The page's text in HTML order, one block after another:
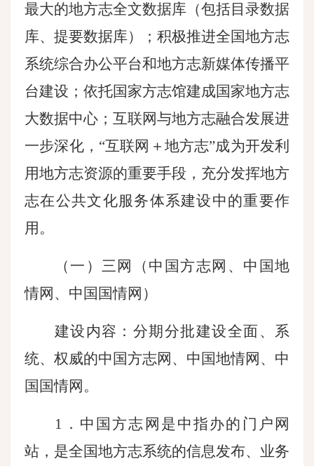
最大的地方志全文数据库（包括目录数据
库、提要数据库）；积极推进全国地方志
系统综合办公平台和地方志新媒体传播平
台建设；依托国家方志馆建成国家地方志
大数据中心；互联网与地方志融合发展进
一步深化，“互联网＋地方志”成为开发利
用地方志资源的重要手段，充分发挥地方
志在公共文化服务体系建设中的重要作
用。
（一）三网（中国方志网、中国地
情网、中国国情网）
建设内容：分期分批建设全面、系
统、权威的中国方志网、中国地情网、中
国国情网。
1．中国方志网是中指办的门户网
站，是全国地方志系统的信息发布、业务